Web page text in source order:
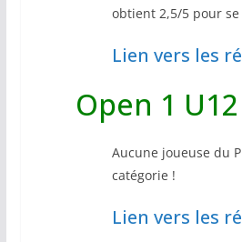
obtient 2,5/5 pour se
Lien vers les
Open 1 U12
Aucune joueuse du
catégorie !
Lien vers les